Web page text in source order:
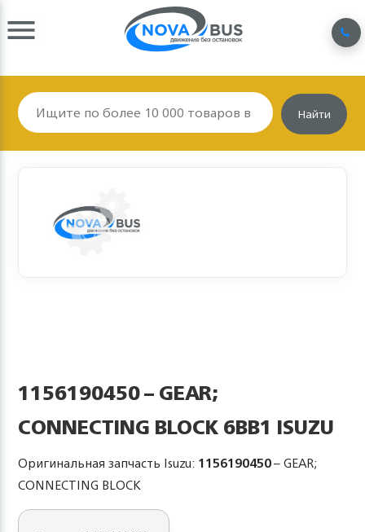
Найти
1156190450 – GEAR;
CONNECTING BLOCK 6BB1 ISUZU
Оригинальная запчасть Isuzu: 1156190450– GEAR;
CONNECTING BLOCK